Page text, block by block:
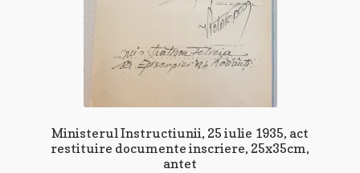
Ministerul Instructiunii, 25 iulie 1935, act
restituire documente inscriere, 25x35cm,
antet